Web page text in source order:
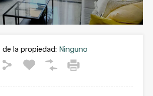
de la propiedad: Ninguno